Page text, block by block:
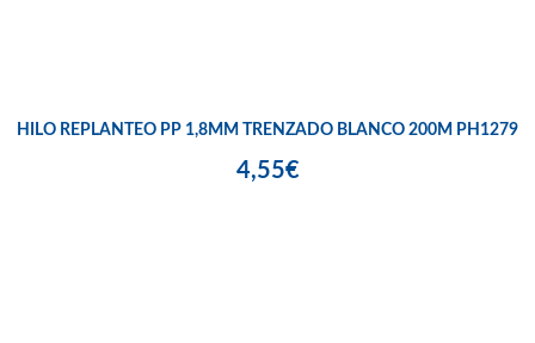
HILO REPLANTEO PP 1,8MM TRENZADO BLANCO 200M PH1279
4,55€